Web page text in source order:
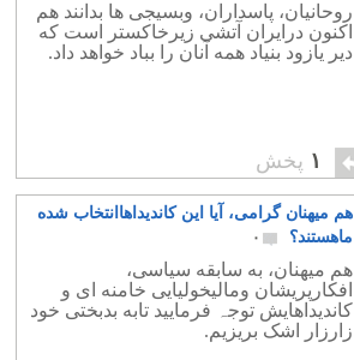
روحانیان، پاسداران، وبسیجی ها بدانند هم
اکنون درایران آتشی زیرخاکستر است که
دیر یازود بنیاد همه آنان را بباد خواهد داد.
۱ پخش
هم میهنان گرامی، آیا این کاندیداهاانتخاب شده
ماهستند؟
۰
هم میهنان، به سابقه سیاسی،
افکارپریشان ومالیخولیایی خامنه ای و
کاندیداهایش توجہ فرمایید تابه بدبختی خود
زارزار اشک بریزیم.